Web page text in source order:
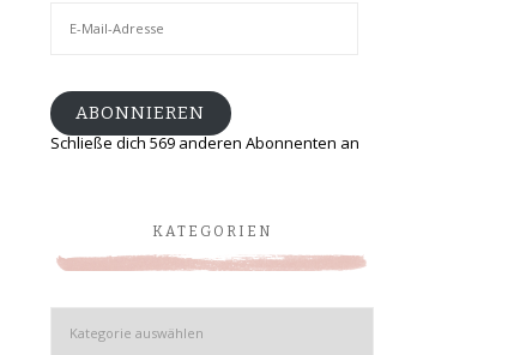
ABONNIEREN
Schließe dich 569 anderen Abonnenten an
KATEGORIEN
Kategorien